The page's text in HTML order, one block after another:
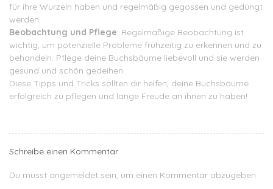
für ihre Wurzeln haben und regelmäßig gegossen und gedüngt
werden.
Beobachtung und Pflege: Regelmäßige Beobachtung ist
wichtig, um potenzielle Probleme frühzeitig zu erkennen und zu
behandeln. Pflege deine Buchsbäume liebevoll und sie werden
gesund und schön gedeihen.
Diese Tipps und Tricks sollten dir helfen, deine Buchsbäume
erfolgreich zu pflegen und lange Freude an ihnen zu haben!
Schreibe einen Kommentar
Du musst angemeldet sein, um einen Kommentar abzugeben.